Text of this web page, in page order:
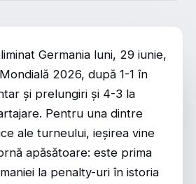
Germania luni, 29 iunie,
2026, după 1-1 în
și prelungiri și 4-3 la
Pentru una dintre
ale turneului, ieșirea vine
apăsătoare: este prima
la penalty-uri în istoria